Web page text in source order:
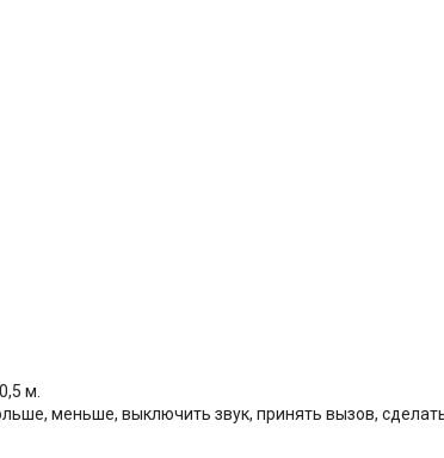
м.
меньше, выключить звук, принять вызов,